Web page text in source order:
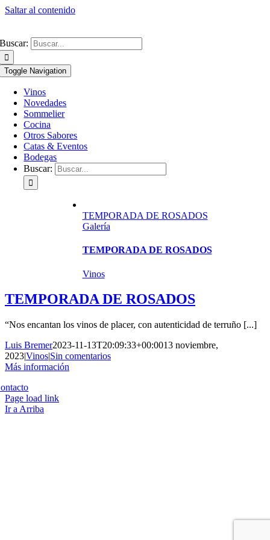
Saltar al contenido
Buscar:
Toggle Navigation
Vinos
Novedades
Sommelier
Cocina
Otros Sabores
Catas & Eventos
Bodegas
Buscar:
TEMPORADA DE ROSADOS
Galería
TEMPORADA DE ROSADOS
Vinos
TEMPORADA DE ROSADOS
“Nos encantan los vinos de placer, con autenticidad de terruño [...]
Luis Bremer2023-11-13T20:09:33+00:0013 noviembre,
2023|Vinos|Sin comentarios
Más información
Page load link
Ir a Arriba